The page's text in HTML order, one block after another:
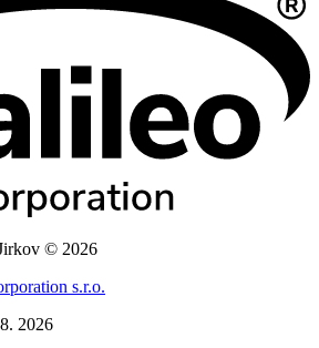
© 2026
s.r.o.
2026